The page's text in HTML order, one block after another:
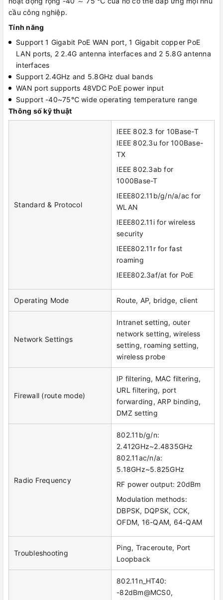
cầu công nghiệp.
Tính năng
Support 1 Gigabit PoE WAN port, 1 Gigabit copper PoE
LAN ports, 2 2.4G antenna interfaces and 2 5.8G antenna
interfaces
Support 2.4GHz and 5.8GHz dual bands
WAN port supports 48VDC PoE power input
Support -40~75℃ wide operating temperature range
Thông số kỹ thuật
Standard & Protocol
IEEE 802.3 for 10Base-T
IEEE 802.3u for 100Base-
TX
IEEE 802.3ab for
1000Base-T
IEEE802.11b/g/n/a/ac for
WLAN
IEEE802.11i for wireless
security
IEEE802.11r for fast
roaming
IEEE802.3af/at for PoE
Operating Mode Route, AP, bridge, client
Network Settings
Intranet setting, outer
network setting, wireless
setting, roaming setting,
wireless probe
Firewall (route mode)
IP filtering, MAC filtering,
URL filtering, port
forwarding, ARP binding,
DMZ setting
Radio Frequency
802.11b/g/n:
2.412GHz~2.4835GHz
802.11ac/n/a:
5.18GHz~5.825GHz
RF power output: 20dBm
Modulation methods:
DBPSK, DQPSK, CCK,
OFDM, 16-QAM, 64-QAM
Troubleshooting
Ping, Traceroute, Port
Loopback
802.11n_HT40:
-82dBm@MCS0,